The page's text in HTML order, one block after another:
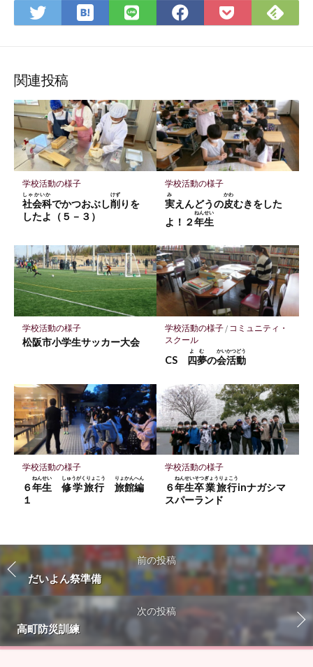
Twitter
で
ア
は
て
ク
マ
ー
ク
に
存
LINE
で
Facebook
で
Pocket
に
で
関連投稿
学校活動の様子
社会科
しゃかいか
でかつおぶし削
けず
りを
したよ（５－３）
学校活動の様子
実
み
えんどうの皮
かわ
むきをした
よ！２年生
ねんせい
学校活動の様子
松阪市小学生サッカー大会
学校活動の様子/ コミュニティ・
スクール
CS 四夢
よむ
の会活動
かいかつどう
学校活動の様子
６年生
ねんせい
修学旅行
しゅうがくりょこう
旅館編
りょかんへん
１
学校活動の様子
６年生
ねんせい
卒業旅行
そつぎょうりょこう
inナガシマ
スパーランド
前の投稿
だいよん祭準備
次の投稿
高町防災訓練